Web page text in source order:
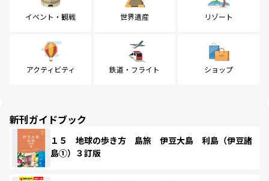
イベント・観戦 世界遺産 リゾート
アクティビティ 鉄道・フライト ショップ
新刊ガイドブック
１５ 地球の歩き方 島旅 伊豆大島 利島（伊豆諸
島①）３訂版